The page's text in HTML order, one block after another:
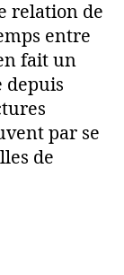
relation de
entre
fait un
depuis
par se
de